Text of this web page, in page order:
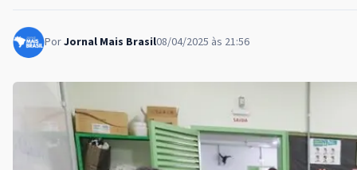
PorJornal Mais Brasil08/04/2025 às 21:56